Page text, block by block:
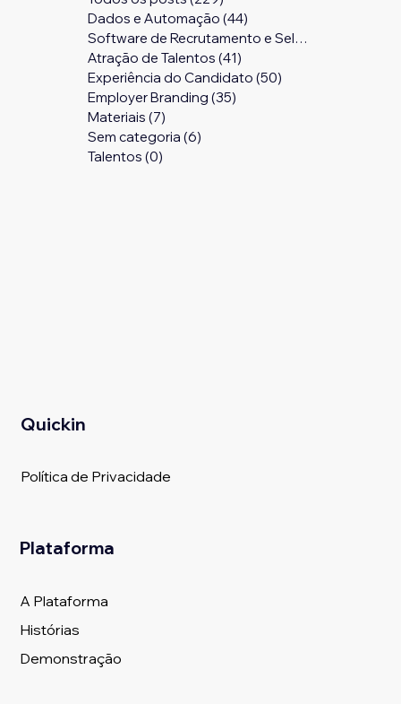
Dados e Automação (44)
Software de Recrutamento e Seleção
Atração de Talentos (41)
Experiência do Candidato (50)
Employer Branding (35)
Materiais (7)
Sem categoria (6)
Talentos (0)
Quickin
Política de Privacidade
Plataforma
A Plataforma
Histórias
Demonstração